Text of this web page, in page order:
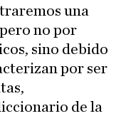
una
no por
sino debido
por ser
de la